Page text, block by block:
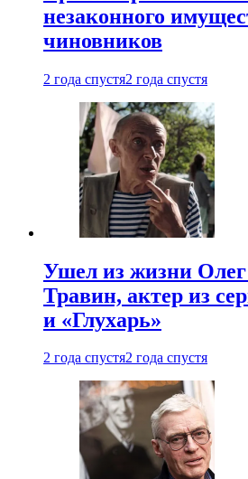
незаконного
чиновников
2 года спустя2 года спустя
Ушел из жизни Олег
Травин, актер из
и «Глухарь»
2 года спустя2 года спустя